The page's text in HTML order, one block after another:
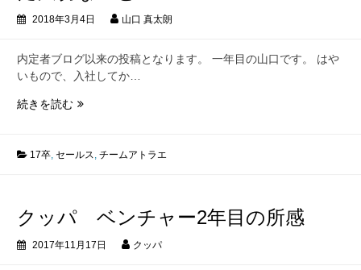
心
え
に
い
2018年3月4日 山口 真太朗
内定者ブログ以来の投稿となります。 一年目の山口です。 はや
いもので、入社してか…
続きを読むア
エ
て
一
17卒, セールス, チームアトラエ
クッパ ベンチャー2年目の所感
2017年11月17日 クッパ